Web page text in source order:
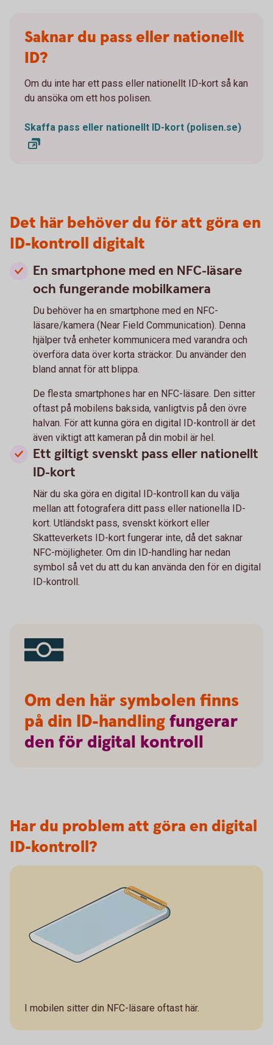
Saknar du pass eller nationellt
ID?
Om du inte har ett pass eller nationellt ID-kort så kan
du ansöka om ett hos polisen.
Skaffa pass eller nationellt ID-kort (polisen.se)
Det här behöver du för att göra en
ID-kontroll digitalt
En smartphone med en NFC-läsare
och fungerande mobilkamera
Du behöver ha en smartphone med en NFC-
läsare/kamera (Near Field Communication). Denna
hjälper två enheter kommunicera med varandra och
överföra data över korta sträckor. Du använder den
bland annat för att blippa.
De flesta smartphones har en NFC-läsare. Den sitter
oftast på mobilens baksida, vanligtvis på den övre
halvan. För att kunna göra en digital ID-kontroll är det
även viktigt att kameran på din mobil är hel.
Ett giltigt svenskt pass eller nationellt
ID-kort
När du ska göra en digital ID-kontroll kan du välja
mellan att fotografera ditt pass eller nationella ID-
kort. Utländskt pass, svenskt körkort eller
Skatteverkets ID-kort fungerar inte, då det saknar
NFC-möjligheter. Om din ID-handling har nedan
symbol så vet du att du kan använda den för en digital
ID-kontroll.
Om den här symbolen finns
på din ID-handlingfungerar
den för digital kontroll
Har du problem att göra en digital
ID-kontroll?
I mobilen sitter din NFC-läsare oftast här.